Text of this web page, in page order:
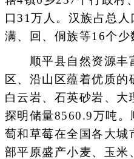
口31万人。汉族占总人
满、回、侗族等16个少
顺平县自然资源丰
区、沿山区蕴着优质的
白云岩、石英砂岩、大
探明储量8560.9万吨
萄和草莓在全国各大城
部平原盛产小麦、玉米